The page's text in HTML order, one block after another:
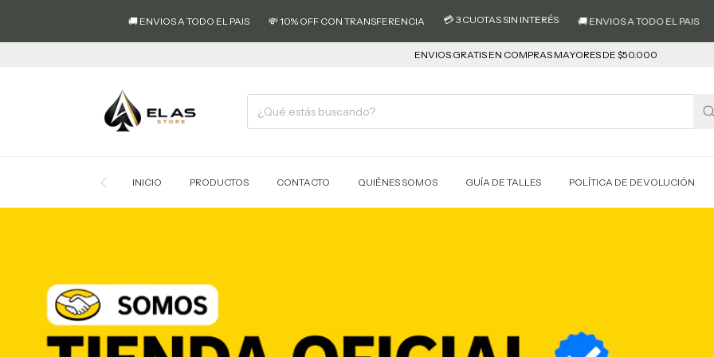
🚚 ENVIOS A TODO EL PAIS 💸 10% OFF CON TRANSFERENCIA 💳 3 CUOTAS SIN INTERÉS 🚚 ENVIOS A TODO EL PAIS 💸 10% OFF CON
ENVIOS GRATIS EN COMPRAS MAYORES DE $50.000
INICIO PRODUCTOS CONTACTO QUIÉNES SOMOS GUÍA DE TALLES POLÍTICA DE DEVOLUCIÓN